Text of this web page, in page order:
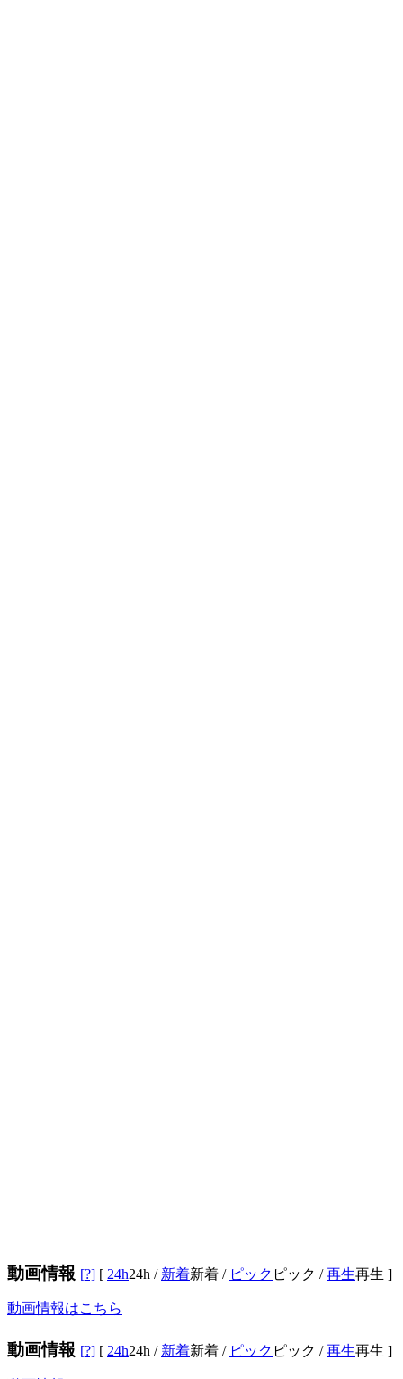
動画情報 [?] [ 24h24h / 新着新着 / ピック ピック /再生再生 ]
動画情報はこちら
動画情報 [?] [ 24h24h / 新着新着 / ピック ピック /再生再生 ]